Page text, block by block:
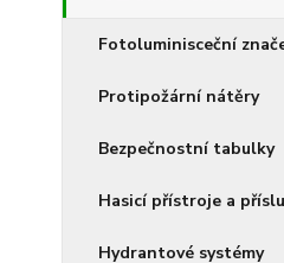
Fotoluminisceční
Protipožární nátěry
Bezpečnostní tabulky
Hasicí přístroje a
Hydrantové systémy